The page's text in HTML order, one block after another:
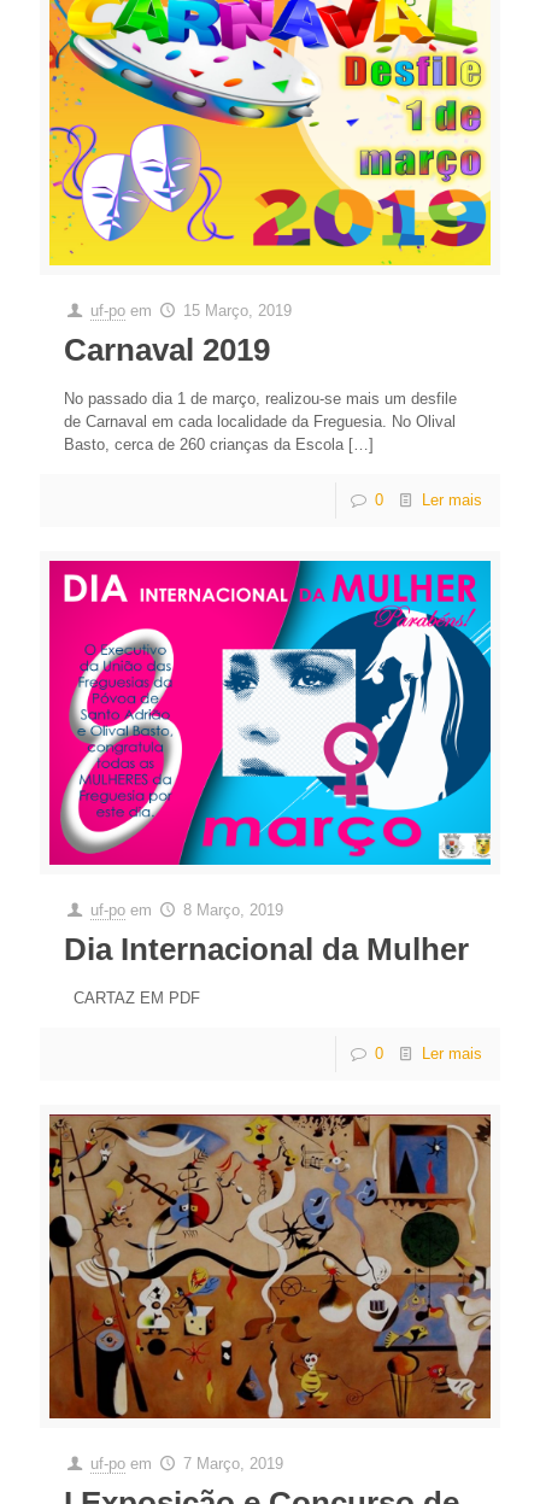
uf-po em 15 Março, 2019
Carnaval 2019
No passado dia 1 de março, realizou-se mais um desfile
de Carnaval em cada localidade da Freguesia. No Olival
Basto, cerca de 260 crianças da Escola […]
0 Ler mais
uf-po em 8 Março, 2019
Dia Internacional da Mulher
CARTAZ EM PDF
0 Ler mais
uf-po em 7 Março, 2019